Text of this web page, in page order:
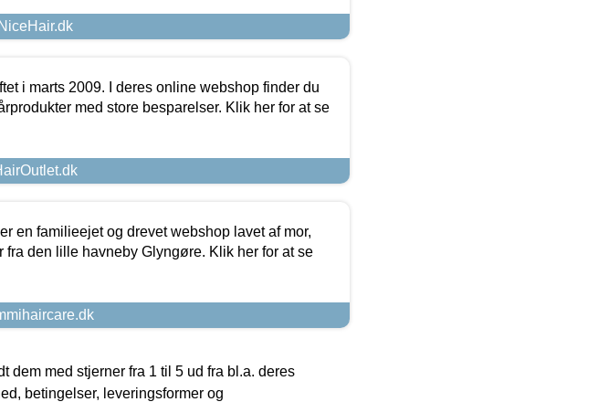
i marts 2009. I deres online webshop finder du
med store besparelser. Klik her for at se
en familieejet og drevet webshop lavet af mor,
fra den lille havneby Glyngøre. Klik her for at se
med stjerner fra 1 til 5 ud fra bl.a. deres
betingelser, leveringsformer og